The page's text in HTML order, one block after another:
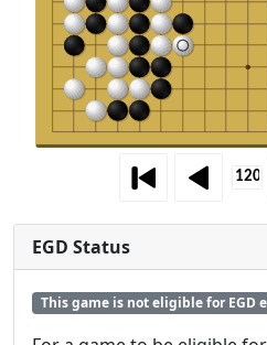
EGD Status
This game is not eligible for EGD